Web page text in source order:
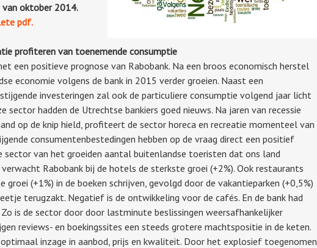
oktober 2014.
pdf.
profiteren van toenemende consumptie
een positieve prognose van Rabobank. Na een broos economisch herstel
economie volgens de bank in 2015 verder groeien. Naast een
investeringen zal ook de particuliere consumptie volgend jaar licht
sector hadden de Utrechtse bankiers goed nieuws. Na jaren van recessie
op de knip hield, profiteert de sector horeca en recreatie momenteel van
consumentenbestedingen hebben op de vraag direct een positief
van het groeiden aantal buitenlandse toeristen dat ons land
Rabobank bij de hotels de sterkste groei (+2%). Ook restaurants
groei (+1%) in de boeken schrijven, gevolgd door de vakantieparken (+0,5%)
terugzakt. Negatief is de ontwikkeling voor de cafés. En de bank had
is de sector door door lastminute beslissingen weersafhankelijker
reviews- en boekingssites een steeds grotere machtspositie in de keten.
inzage in aanbod, prijs en kwaliteit. Door het explosief toegenomen